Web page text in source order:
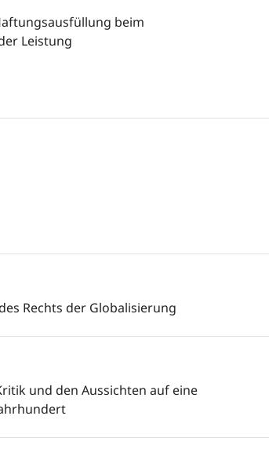
»juristischen
ermöglicht Angehörigen
den »Blick über
beim
Leistung
Rechts der Globalisierung
und den Aussichten auf eine